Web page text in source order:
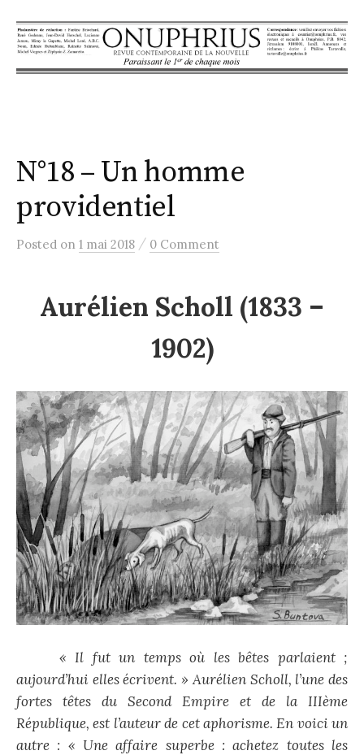
k
i
p
o
n
t
n
N°18 – Un homme
providentiel
Posted on 1 mai 2018 / 0 Comment
Aurélien Scholl (1833 –
1902)
« Il fut un temps où les bêtes parlaient ;
aujourd’hui elles écrivent. » Aurélien Scholl, l’une des
fortes têtes du Second Empire et de la IIIème
République, est l’auteur de cet aphorisme. En voici un
autre : « Une affaire superbe : achetez toutes les